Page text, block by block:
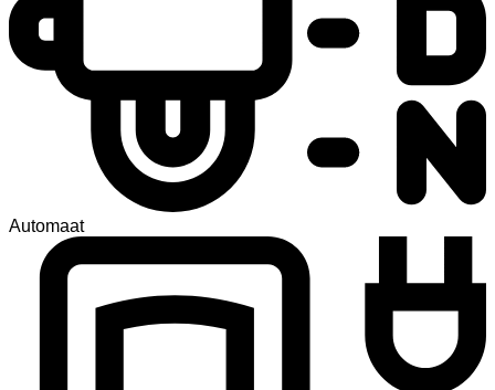
Automaat